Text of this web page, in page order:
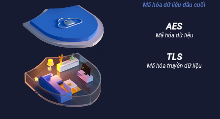
Mã hóa dữ liệu đầu cuối
AES
Mã hóa dữ liệu
TLS
Mã hóa truyền dữ liệu